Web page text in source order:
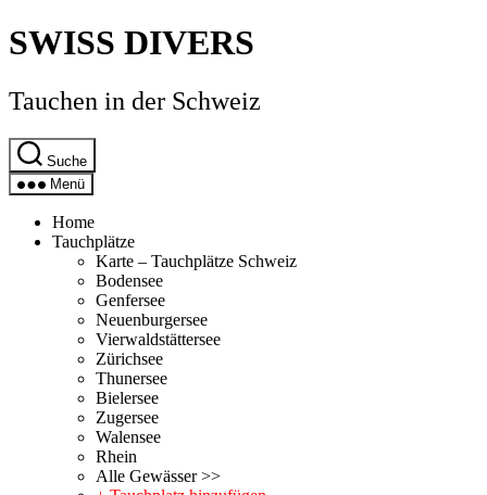
Direkt
zum
wechseln
SWISS DIVERS
Tauchen in der Schweiz
Suche
Menü
Home
Tauchplätze
Karte – Tauchplätze Schweiz
Bodensee
Genfersee
Neuenburgersee
Vierwaldstättersee
Zürichsee
Thunersee
Bielersee
Zugersee
Walensee
Rhein
Alle Gewässer >>